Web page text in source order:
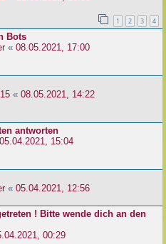
1 2 3 4
Bots
« 08.05.2021, 17:00
« 08.05.2021, 14:22
antworten
05.04.2021, 15:04
« 05.04.2021, 12:56
! Bitte wende dich an den
00:29